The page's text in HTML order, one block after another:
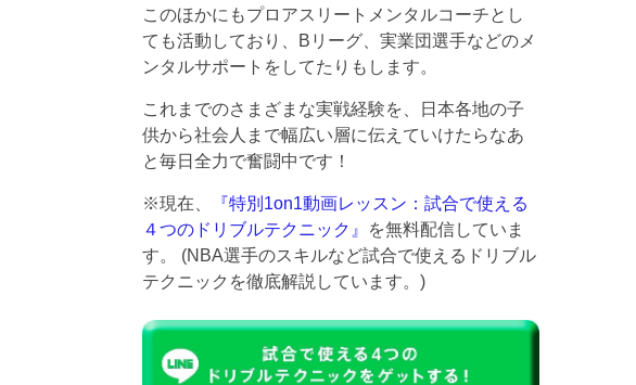
このほかにもプロアスリートメンタルコーチとし
ても活動しており、Bリーグ、実業団選手などのメ
ンタルサポートをしてたりもします。
これまでのさまざまな実戦経験を、日本各地の子
供から社会人まで幅広い層に伝えていけたらなあ
と毎日全力で奮闘中です！
※現在、
『特別1on1動画レッスン：試合で使える
４つのドリブルテクニック』
を無料配信していま
す。 (NBA選手のスキルなど試合で使えるドリブル
テクニックを徹底解説しています。)